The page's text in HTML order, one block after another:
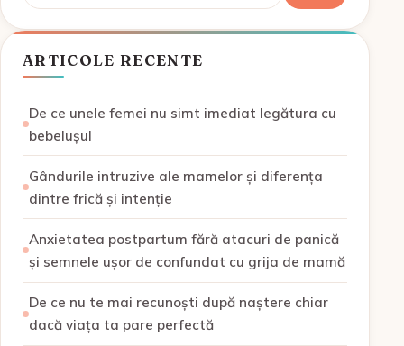
ARTICOLE RECENTE
De ce unele femei nu simt imediat legătura cu
bebelușul
Gândurile intruzive ale mamelor și diferența
dintre frică și intenție
Anxietatea postpartum fără atacuri de panică
și semnele ușor de confundat cu grija de mamă
De ce nu te mai recunoști după naștere chiar
dacă viața ta pare perfectă